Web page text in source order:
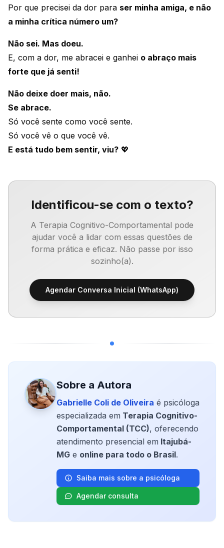
Por que precisei da dor para ser minha amiga, e não
a minha crítica número um?
Não sei. Mas doeu.
E, com a dor, me abracei e ganhei o abraço mais
forte que já senti!
Não deixe doer mais, não.
Se abrace.
Só você sente como você sente.
Só você vê o que você vê.
E está tudo bem sentir, viu? 💖
Identificou-se com o texto?
A Terapia Cognitivo-Comportamental pode
ajudar você a lidar com essas questões de
forma prática e eficaz. Não passe por isso
sozinho(a).
Agendar Conversa Inicial (WhatsApp)
Sobre a Autora
Gabrielle Coli de Oliveira é psicóloga
especializada em Terapia Cognitivo-
Comportamental (TCC), oferecendo
atendimento presencial em Itajubá-
MG e online para todo o Brasil.
Saiba mais sobre a psicóloga
Agendar consulta